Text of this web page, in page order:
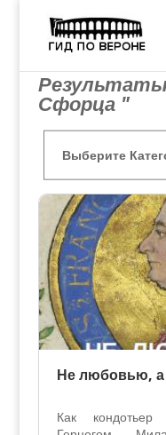
Сфорца "
Не любовью,
Как